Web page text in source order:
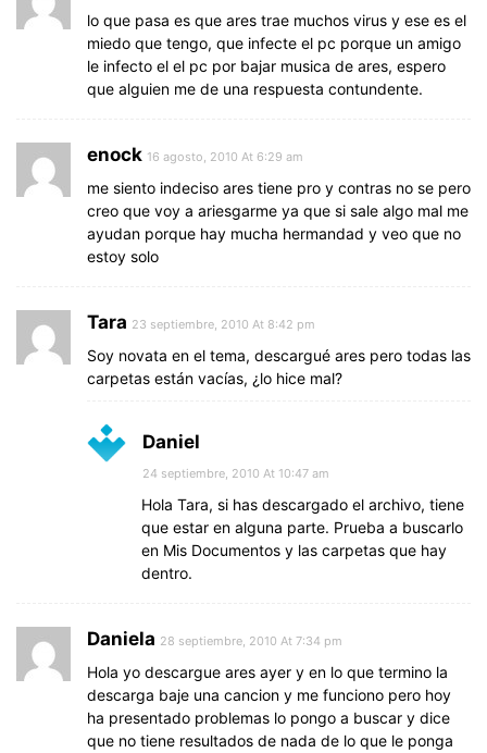
lo que pasa es que ares trae muchos virus y ese es el
miedo que tengo, que infecte el pc porque un amigo
le infecto el el pc por bajar musica de ares, espero
que alguien me de una respuesta contundente.
enock 16 agosto, 2010 At 6:29 am
me siento indeciso ares tiene pro y contras no se pero
creo que voy a ariesgarme ya que si sale algo mal me
ayudan porque hay mucha hermandad y veo que no
estoy solo
Tara 23 septiembre, 2010 At 8:42 pm
Soy novata en el tema, descargué ares pero todas las
carpetas están vacías, ¿lo hice mal?
Daniel
24 septiembre, 2010 At 10:47 am
Hola Tara, si has descargado el archivo, tiene
que estar en alguna parte. Prueba a buscarlo
en Mis Documentos y las carpetas que hay
dentro.
Daniela 28 septiembre, 2010 At 7:34 pm
Hola yo descargue ares ayer y en lo que termino la
descarga baje una cancion y me funciono pero hoy
ha presentado problemas lo pongo a buscar y dice
que no tiene resultados de nada de lo que le ponga